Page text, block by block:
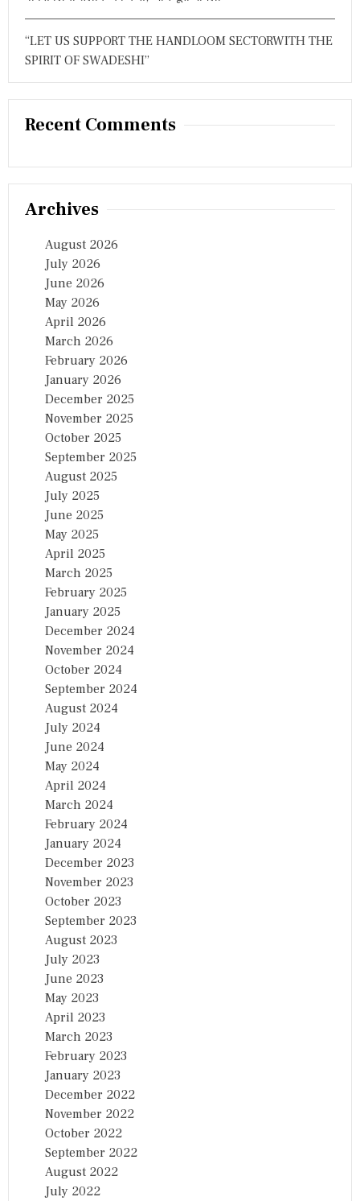
“LET US SUPPORT THE HANDLOOM SECTORWITH THE
SPIRIT OF SWADESHI”
Recent Comments
Archives
August 2026
July 2026
June 2026
May 2026
April 2026
March 2026
February 2026
January 2026
December 2025
November 2025
October 2025
September 2025
August 2025
July 2025
June 2025
May 2025
April 2025
March 2025
February 2025
January 2025
December 2024
November 2024
October 2024
September 2024
August 2024
July 2024
June 2024
May 2024
April 2024
March 2024
February 2024
January 2024
December 2023
November 2023
October 2023
September 2023
August 2023
July 2023
June 2023
May 2023
April 2023
March 2023
February 2023
January 2023
December 2022
November 2022
October 2022
September 2022
August 2022
July 2022